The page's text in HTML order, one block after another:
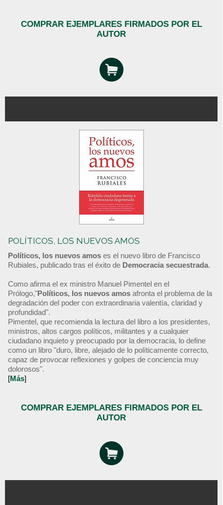
COMPRAR EJEMPLARES FIRMADOS POR EL
AUTOR
POLÍTICOS, LOS NUEVOS AMOS
Políticos, los nuevos amos es el nuevo libro de Francisco
Rubiales, publicado tras el éxito de Democracia secuestrada.
Como afirma el ex ministro Manuel Pimentel en el
Prólogo,"Políticos, los nuevos amos afronta el problema de la
degradación del poder con extraordinaria valentía, claridad y
profundidad".
Pimentel, que recomienda la lectura del libro a los presidentes,
ministros, altos cargos políticos, militantes y a cualquier
ciudadano inquieto y preocupado por la democracia, lo define
como un libro "duro, libre, alejado de lo políticamente correcto,
capaz de provocar reflexiones y golpes de conciencia muy
dolorosos".
[Más]
COMPRAR EJEMPLARES FIRMADOS POR EL
AUTOR